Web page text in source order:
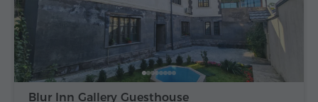
Blur Inn Gallery Guesthouse